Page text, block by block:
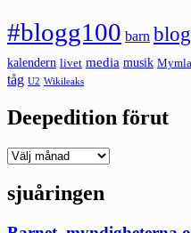
#blogg100 barn
kalendern livet media musik
tåg U2 Wikileaks
Deepedition förut
Deepedition
sjuåringen